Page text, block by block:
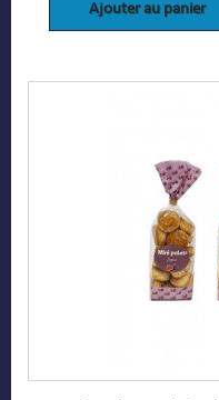
Ajouter au panier